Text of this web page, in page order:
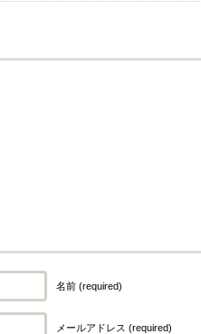
名前 (required)
メールアドレス (required)